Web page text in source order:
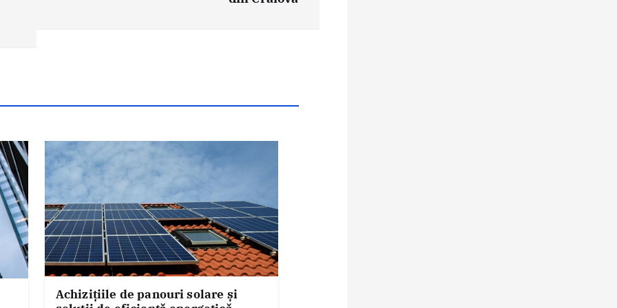
Achizițiile de panouri solare și